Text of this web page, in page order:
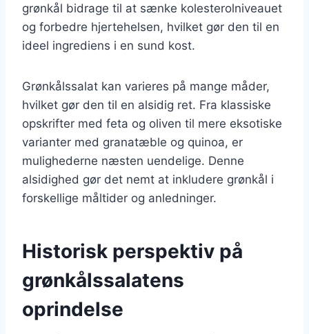
grønkål bidrage til at sænke kolesterolniveauet
og forbedre hjertehelsen, hvilket gør den til en
ideel ingrediens i en sund kost.
Grønkålssalat kan varieres på mange måder,
hvilket gør den til en alsidig ret. Fra klassiske
opskrifter med feta og oliven til mere eksotiske
varianter med granatæble og quinoa, er
mulighederne næsten uendelige. Denne
alsidighed gør det nemt at inkludere grønkål i
forskellige måltider og anledninger.
Historisk perspektiv på
grønkålssalatens
oprindelse